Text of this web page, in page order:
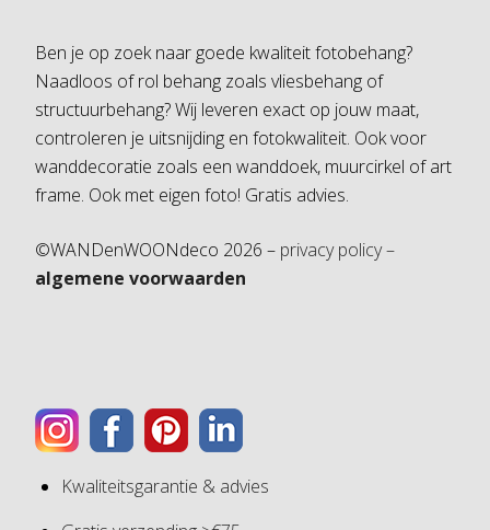
Ben je op zoek naar goede kwaliteit fotobehang?
Naadloos of rol behang zoals vliesbehang of
structuurbehang? Wij leveren exact op jouw maat,
controleren je uitsnijding en fotokwaliteit. Ook voor
wanddecoratie zoals een wanddoek, muurcirkel of art
frame. Ook met eigen foto! Gratis advies.
©WANDenWOONdeco 2026 – privacy policy –
algemene voorwaarden
Kwaliteitsgarantie & advies